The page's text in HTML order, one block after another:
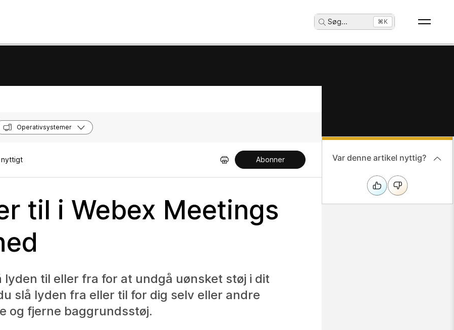
Søg... ⌘K
Operativsystemer
Abonner
til i Webex Meetings
til eller fra for at undgå uønsket støj i dit
slå lyden fra eller til for dig selv eller andre
og fjerne baggrundsstøj.
Var denne artikel nyttig?